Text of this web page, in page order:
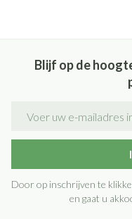
Blijf op de
Door op inschrijven te
en gaat u